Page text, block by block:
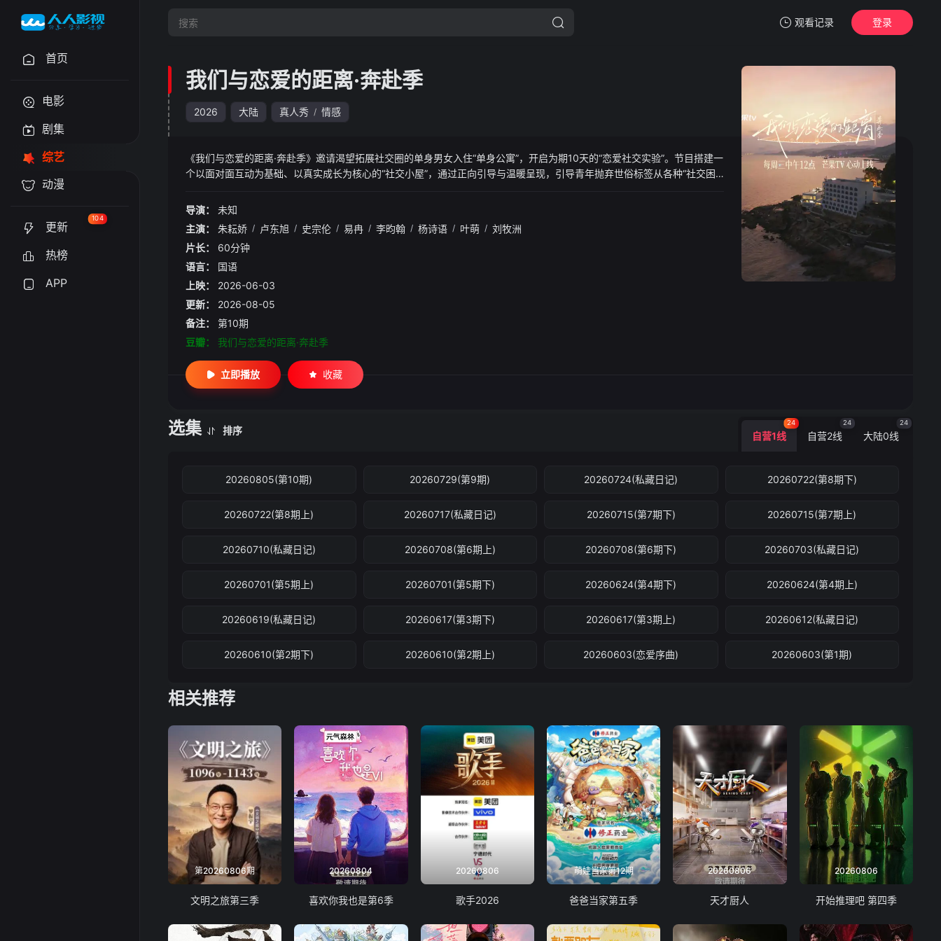
观看记录
暂无观看影片的记录
登录
首页
电影
剧集
综艺
动漫
更新
104
热榜
APP
我们与恋爱的距离·奔赴季
2026 大陆 真人秀 / 情感
《我们与恋爱的距离·奔赴季》邀请渴望拓展社交圈的单身男女入住“单身公寓”，开启为期10天的“恋爱社交实验”。节目搭建一
个以面对面互动为基础、以真实成长为核心的“社交小屋”，通过正向引导与温暖呈现，引导青年抛弃世俗标签从各种“社交困
进式亲密关系
导演：
未知
主演：
朱耘娇 / 卢东旭 / 史宗伦 / 易冉 / 李昀翰 / 杨诗语 / 叶萌 / 刘牧洲
片长：
60分钟
语言：
国语
上映：
2026-06-03
更新：
2026-08-05
备注：
第10期
豆瓣：
我们与恋爱的距离·奔赴季
立即播放 收藏
选集 排序 自营1线
24
自营2线
24
大陆0线
24
20260805(第10期) 20260729(第9期) 20260724(私藏日记) 20260722(第8期下)
20260722(第8期上) 20260717(私藏日记) 20260715(第7期下) 20260715(第7期上)
20260710(私藏日记) 20260708(第6期上) 20260708(第6期下) 20260703(私藏日记)
20260701(第5期上) 20260701(第5期下) 20260624(第4期下) 20260624(第4期上)
20260619(私藏日记) 20260617(第3期下) 20260617(第3期上) 20260612(私藏日记)
20260610(第2期下) 20260610(第2期上) 20260603(恋爱序曲) 20260603(第1期)
相关推荐
第20260806期
文明之旅第三季
20260804
喜欢你我也是第6季
20260806
歌手2026
萌娃当家第12期
爸爸当家第五季
20260806
天才厨人
20260806
开始推理吧 第四季